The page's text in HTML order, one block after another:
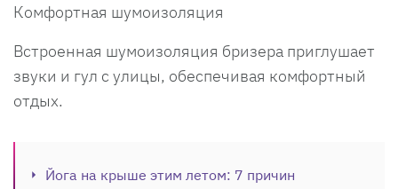
Комфортная шумоизоляция
Встроенная шумоизоляция бризера приглушает
звуки и гул с улицы, обеспечивая комфортный
отдых.
Йога на крыше этим летом: 7 причин